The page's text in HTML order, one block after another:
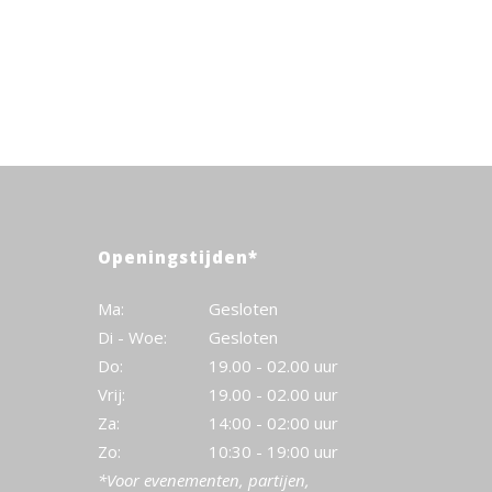
Openingstijden*
Ma:
Gesloten
Di - Woe:
Gesloten
Do:
19.00 - 02.00 uur
Vrij:
19.00 - 02.00 uur
Za:
14:00 - 02:00 uur
Zo:
10:30 - 19:00 uur
*Voor evenementen, partijen,